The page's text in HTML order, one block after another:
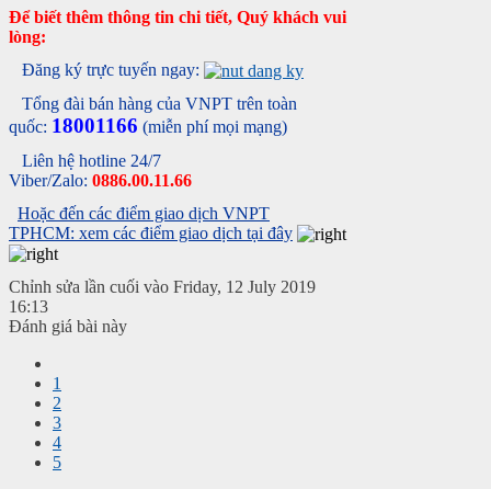
Để biết thêm thông tin chi tiết, Quý khách vui
lòng:
Đăng ký trực tuyến ngay:
Tổng đài bán hàng của VNPT trên toàn
quốc: 18001166 (miễn phí mọi mạng)
Liên hệ hotline 24/7
Viber/Zalo: 0886.00.11.66
Hoặc đến các điểm giao dịch VNPT
TPHCM: xem các điểm giao dịch tại đây
Chỉnh sửa lần cuối vào Friday, 12 July 2019
16:13
Đánh giá bài này
1
2
3
4
5